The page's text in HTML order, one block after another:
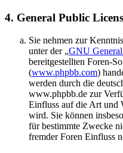
4. General Public
Sie nehmen zur
unter der „GNU
bereitgestellten Foren-
(www.phpbb.com)
werden durch die
www.phpbb.de zur
Einfluss auf die Art und
wird. Sie können
für bestimmte Zwecke
fremder Foren Einfluss